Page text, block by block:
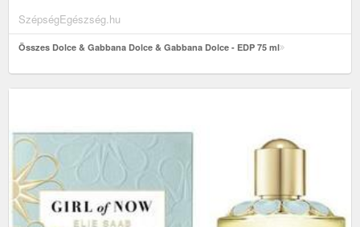
SzépségEgészség.hu
Összes Dolce & Gabbana Dolce & Gabbana Dolce - EDP 75 ml